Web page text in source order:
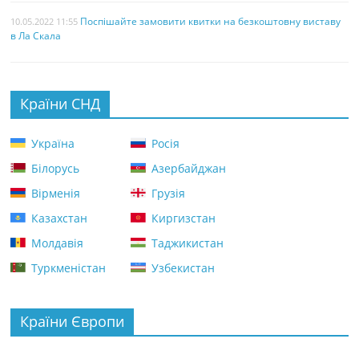
10.05.2022 11:55 Поспішайте замовити квитки на безкоштовну виставу
в Ла Скала
Країни СНД
Україна
Росія
Білорусь
Азербайджан
Вірменія
Грузія
Казахстан
Киргизстан
Молдавія
Таджикистан
Туркменістан
Узбекистан
Країни Європи